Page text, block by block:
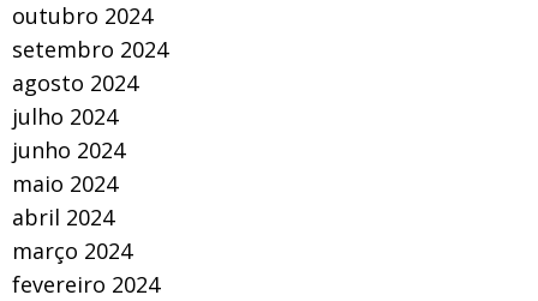
outubro 2024
setembro 2024
agosto 2024
julho 2024
junho 2024
maio 2024
abril 2024
março 2024
fevereiro 2024